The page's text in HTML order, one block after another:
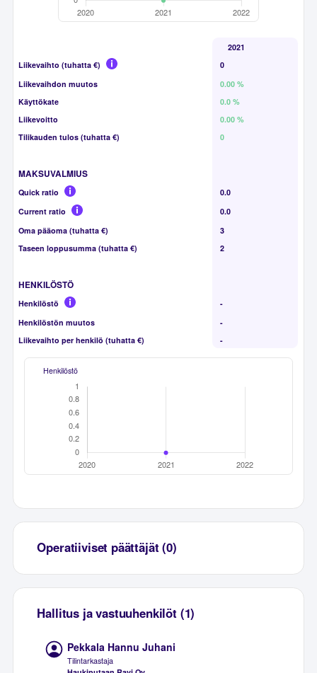
2021
Liikevaihto (tuhatta €)
0
Liikevaihdon muutos
0.00 %
Käyttökate
0.0 %
Liikevoitto
0.00 %
Tilikauden tulos (tuhatta €)
0
MAKSUVALMIUS
Quick ratio
0.0
Current ratio
0.0
Oma pääoma (tuhatta €)
3
Taseen loppusumma (tuhatta €)
2
HENKILÖSTÖ
Henkilöstö
-
Henkilöstön muutos
-
Liikevaihto per henkilö (tuhatta €)
-
Henkilöstö
Operatiiviset päättäjät (0)
Hallitus ja vastuuhenkilöt (1)
Pekkala Hannu Juhani
Tilintarkastaja